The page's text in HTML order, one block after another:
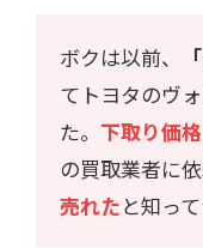
ボクは以前、
てトヨタのヴ
た。 下取り価格
の買取業者に
売れたと知っ